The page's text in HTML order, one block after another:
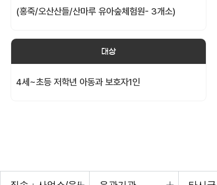
(홍죽/오산산들/산마루 유아숲체험원- 3개소)
대상
4세~초등 저학년 아동과 보호자1인